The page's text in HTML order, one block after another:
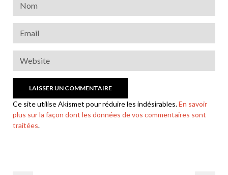
Ce site utilise Akismet pour réduire les indésirables.En savoir
plus sur la façon dont les données de vos commentaires sont
traitées.